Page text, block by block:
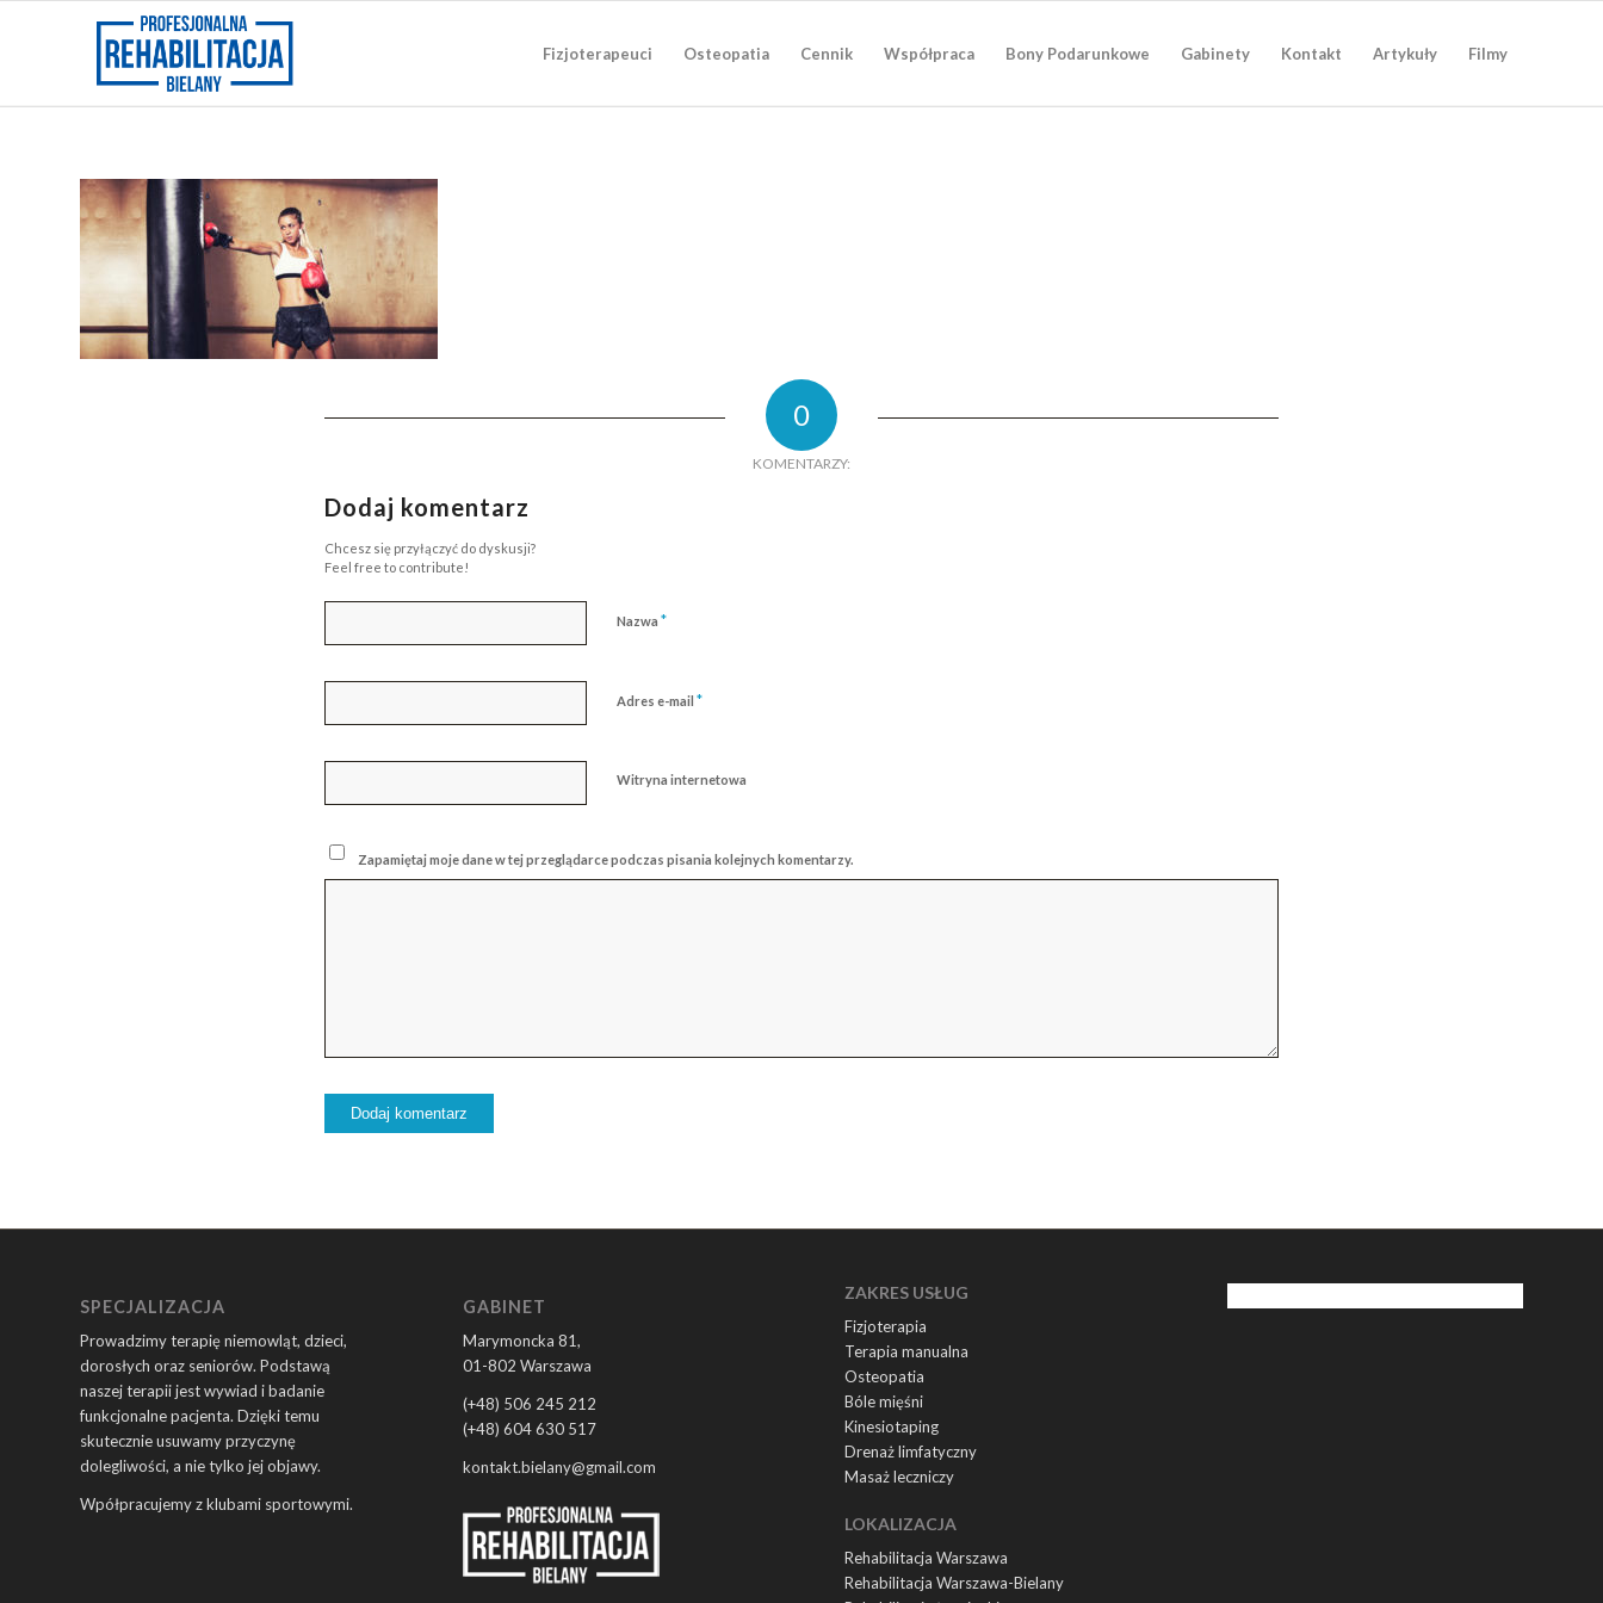
Fizjoterapeuci Osteopatia Cennik Współpraca Bony Podarunkowe Gabinety Kontakt Artykuły Filmy
0
KOMENTARZY:
Dodaj komentarz
Chcesz się przyłączyć do dyskusji?
Feel free to contribute!
Nazwa *
Adres e-mail *
Witryna internetowa
Zapamiętaj moje dane w tej przeglądarce podczas pisania kolejnych komentarzy.
SPECJALIZACJA
Prowadzimy terapię niemowląt, dzieci,
dorosłych oraz seniorów. Podstawą
naszej terapii jest wywiad i badanie
funkcjonalne pacjenta. Dzięki temu
skutecznie usuwamy przyczynę
dolegliwości, a nie tylko jej objawy.
Wpółpracujemy z klubami sportowymi.
GABINET
Marymoncka 81,
01-802 Warszawa
(+48) 506 245 212
(+48) 604 630 517
kontakt.bielany@gmail.com
ZAKRES USŁUG
Fizjoterapia
Terapia manualna
Osteopatia
Bóle mięśni
Kinesiotaping
Drenaż limfatyczny
Masaż leczniczy
LOKALIZACJA
Rehabilitacja Warszawa
Rehabilitacja Warszawa-Bielany